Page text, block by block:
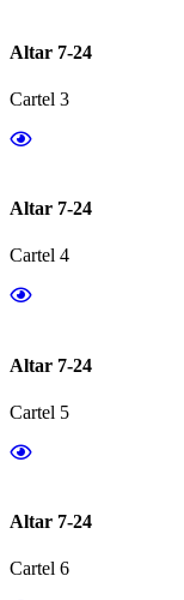
Altar 7-24
Cartel 3
Altar 7-24
Cartel 4
Altar 7-24
Cartel 5
Altar 7-24
Cartel 6